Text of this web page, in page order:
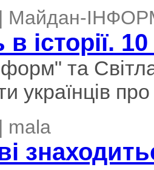
Майдан-
історії.
та
українців про
mala